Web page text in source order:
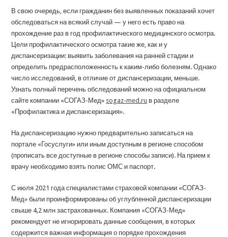
В свою очередь, если гражданин без выявленных показаний хочет
обследоваться на всякий случай — у него есть право на
прохождение раз в год профилактического медицинского осмотра.
Цели профилактического осмотра такие же, как и у
диспансеризации: выявить заболевания на ранней стадии и
определить предрасположенность к каким-либо болезням. Однако
число исследований, в отличие от диспансеризации, меньше.
Узнать полный перечень обследований можно на официальном
сайте компании «СОГАЗ-Мед» sogaz-med.ru в разделе
«Профилактика и диспансеризация».
На диспансеризацию нужно предварительно записаться на
портале «Госуслуги» или иным доступным в регионе способом
(прописать все доступные в регионе способы записи). На прием к
врачу необходимо взять полис ОМС и паспорт.
С июля 2021 года специалистами страховой компании «СОГАЗ-
Мед» были проинформированы об углубленной диспансеризации
свыше 4,2 млн застрахованных. Компания «СОГАЗ-Мед»
рекомендует не игнорировать данные сообщения, в которых
содержится важная информация о порядке прохождения